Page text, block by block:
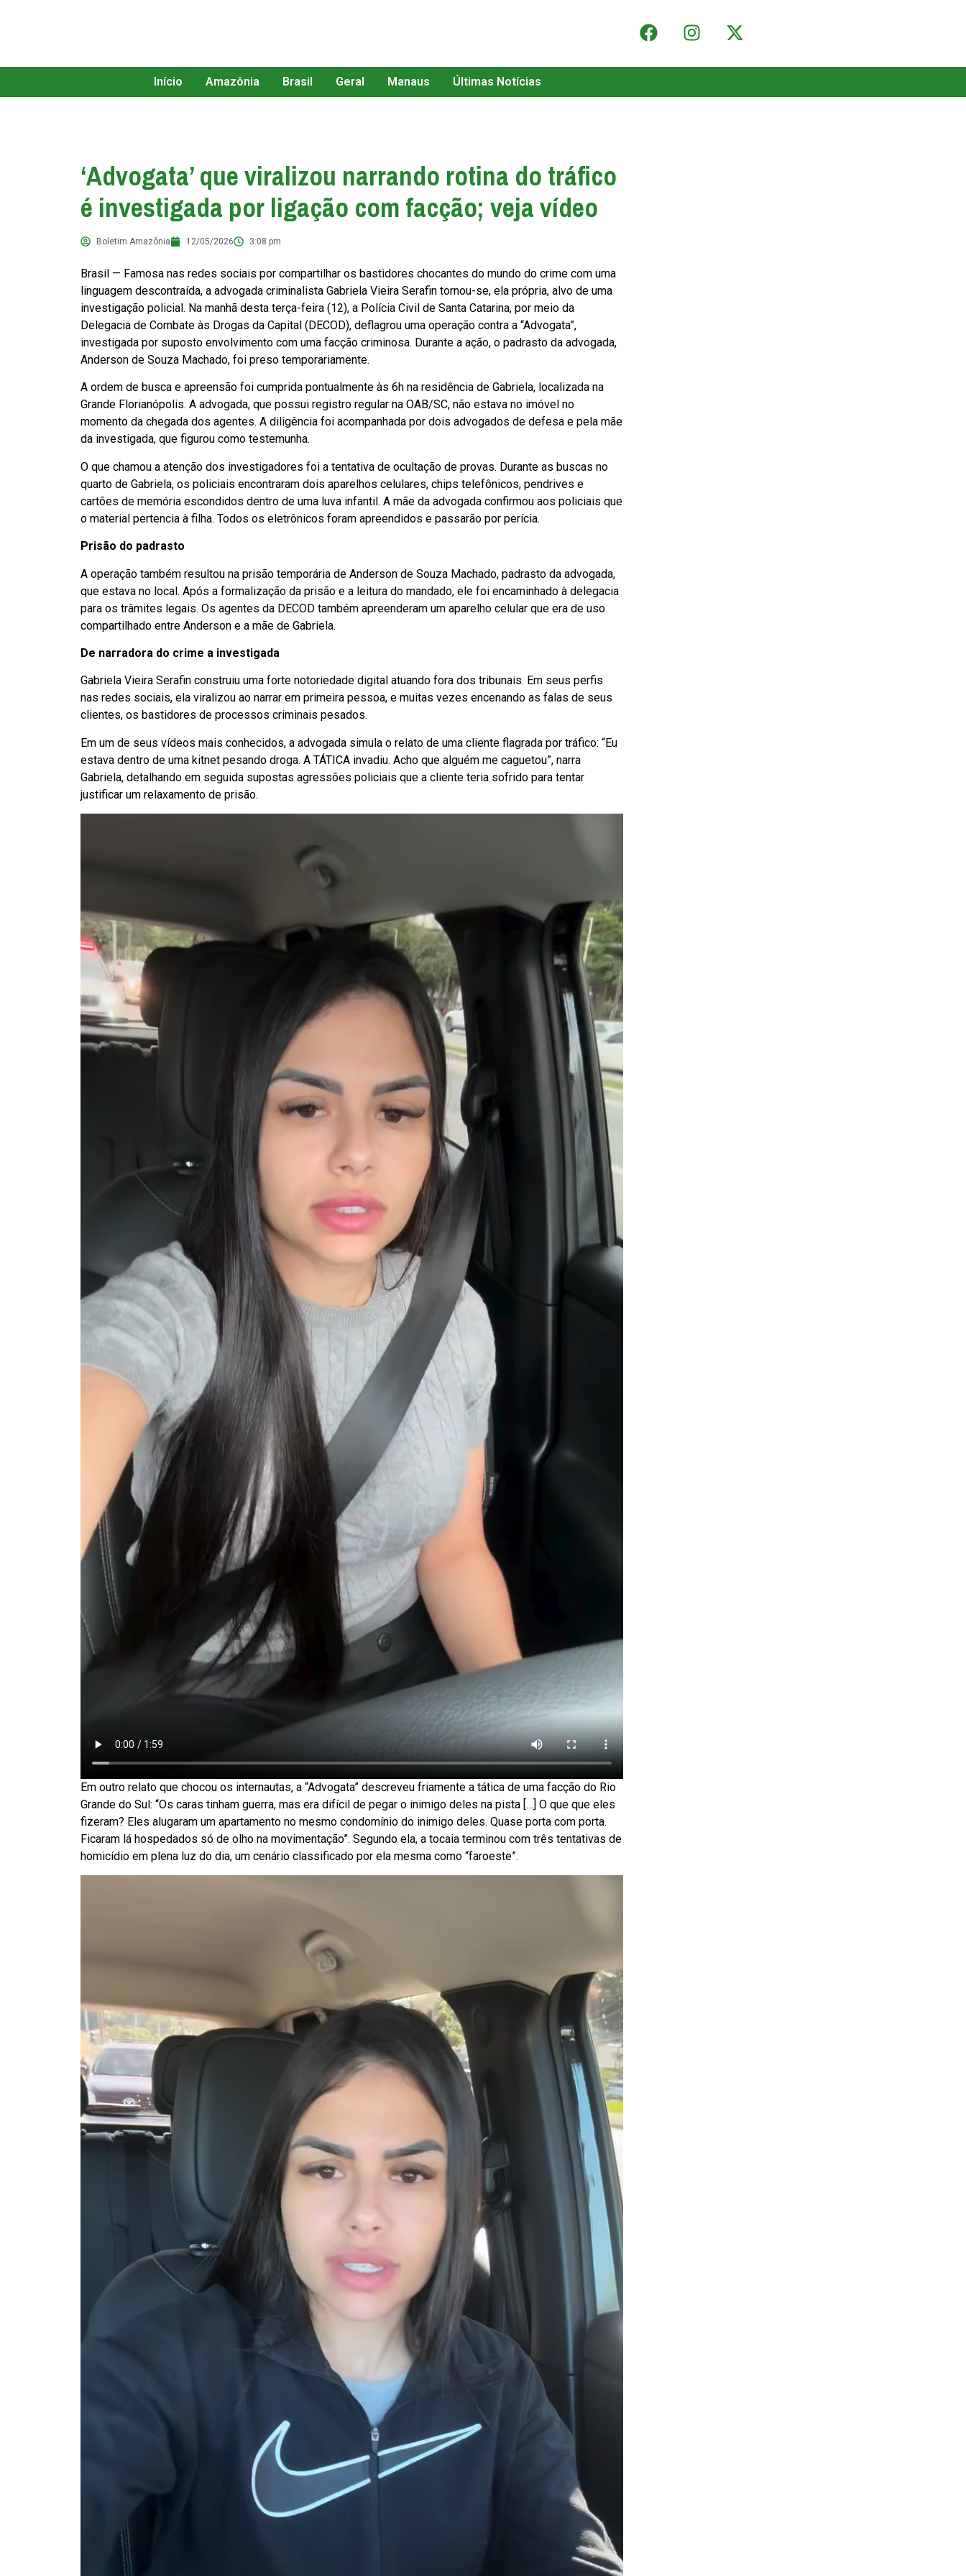
Início Amazônia Brasil Geral Manaus Últimas Notícias
‘Advogata’ que viralizou narrando rotina do tráfico
é investigada por ligação com facção; veja vídeo
Boletim Amazônia 12/05/2026 3:08 pm
Brasil — Famosa nas redes sociais por compartilhar os bastidores chocantes do mundo do crime com uma
linguagem descontraída, a advogada criminalista Gabriela Vieira Serafin tornou-se, ela própria, alvo de uma
investigação policial. Na manhã desta terça-feira (12), a Polícia Civil de Santa Catarina, por meio da
Delegacia de Combate às Drogas da Capital (DECOD), deflagrou uma operação contra a “Advogata”,
investigada por suposto envolvimento com uma facção criminosa. Durante a ação, o padrasto da advogada,
Anderson de Souza Machado, foi preso temporariamente.
A ordem de busca e apreensão foi cumprida pontualmente às 6h na residência de Gabriela, localizada na
Grande Florianópolis. A advogada, que possui registro regular na OAB/SC, não estava no imóvel no
momento da chegada dos agentes. A diligência foi acompanhada por dois advogados de defesa e pela mãe
da investigada, que figurou como testemunha.
O que chamou a atenção dos investigadores foi a tentativa de ocultação de provas. Durante as buscas no
quarto de Gabriela, os policiais encontraram dois aparelhos celulares, chips telefônicos, pendrives e
cartões de memória escondidos dentro de uma luva infantil. A mãe da advogada confirmou aos policiais que
o material pertencia à filha. Todos os eletrônicos foram apreendidos e passarão por perícia.
Prisão do padrasto
A operação também resultou na prisão temporária de Anderson de Souza Machado, padrasto da advogada,
que estava no local. Após a formalização da prisão e a leitura do mandado, ele foi encaminhado à delegacia
para os trâmites legais. Os agentes da DECOD também apreenderam um aparelho celular que era de uso
compartilhado entre Anderson e a mãe de Gabriela.
De narradora do crime a investigada
Gabriela Vieira Serafin construiu uma forte notoriedade digital atuando fora dos tribunais. Em seus perfis
nas redes sociais, ela viralizou ao narrar em primeira pessoa, e muitas vezes encenando as falas de seus
clientes, os bastidores de processos criminais pesados.
Em um de seus vídeos mais conhecidos, a advogada simula o relato de uma cliente flagrada por tráfico: “Eu
estava dentro de uma kitnet pesando droga. A TÁTICA invadiu. Acho que alguém me caguetou”, narra
Gabriela, detalhando em seguida supostas agressões policiais que a cliente teria sofrido para tentar
justificar um relaxamento de prisão.
Em outro relato que chocou os internautas, a “Advogata” descreveu friamente a tática de uma facção do Rio
Grande do Sul: “Os caras tinham guerra, mas era difícil de pegar o inimigo deles na pista […] O que que eles
fizeram? Eles alugaram um apartamento no mesmo condomínio do inimigo deles. Quase porta com porta.
Ficaram lá hospedados só de olho na movimentação”. Segundo ela, a tocaia terminou com três tentativas de
homicídio em plena luz do dia, um cenário classificado por ela mesma como “faroeste”.